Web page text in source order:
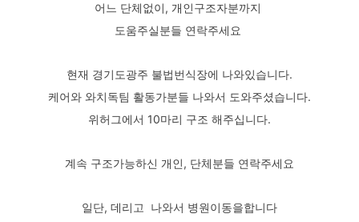
어느 단체없이, 개인구조자분까지
도움주실분들 연락주세요
현재 경기도광주 불법번식장에 나와있습니다.
케어와 와치독팀 활동가분들 나와서 도와주셨습니다.
위허그에서 10마리 구조 해주십니다.
계속 구조가능하신 개인, 단체분들 연락주세요
일단, 데리고 나와서 병원이동을합니다